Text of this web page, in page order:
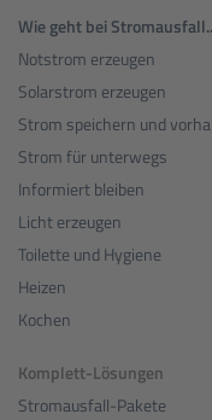
Wie geht bei
Notstrom erzeugen
Solarstrom erzeugen
Strom speichern und
Strom für unterwegs
Informiert bleiben
Licht erzeugen
Toilette und Hygiene
Heizen
Kochen
Komplett-Lösungen
Stromausfall-Pakete